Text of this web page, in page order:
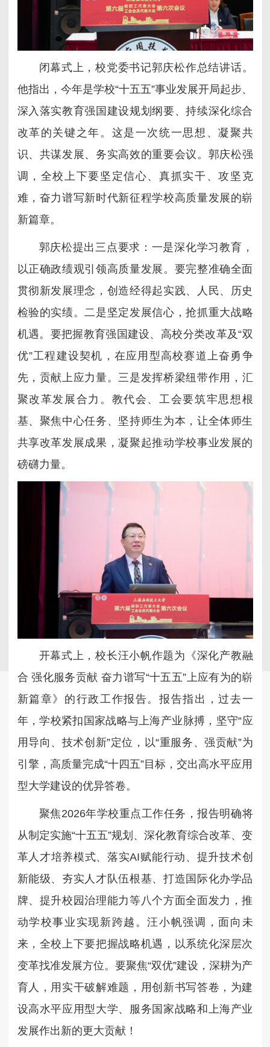
闭幕式上，校党委书记郭庆松作总结讲话。
他指出，今年是学校“十五五”事业发展开局起步、
深入落实教育强国建设规划纲要、持续深化综合
改革的关键之年。这是一次统一思想、凝聚共
识、共谋发展、务实高效的重要会议。 郭庆松强
调，全校上下要坚定信心、真抓实干、攻坚克
难，奋力谱写新时代新征程学校高质量发展的崭
新篇章。
郭庆松提出三点要求： 一是深化学习教育，
以正确政绩观引领高质量发展。要完整准确全面
贯彻新发展理念，创造经得起实践、人民、历史
检验的实绩。二是坚定发展信心，抢抓重大战略
机遇。要把握教育强国建设、高校分类改革及“双
优”工程建设契机，在应用型高校赛道上奋勇争
先，贡献上应力量。三是发挥桥梁纽带作用，汇
聚改革发展合力。教代会、工会要筑牢思想根
基、聚焦中心任务、坚持师生为本，让全体师生
共享改革发展成果，凝聚起推动学校事业发展的
磅礴力量。
开幕式上，校长汪小帆作题为《深化产教融
合 强化服务贡献 奋力谱写“十五五”上应有为的崭
新篇章》的行政工作报告。报告指出，过去一
年，学校紧扣国家战略与上海产业脉搏，坚守“应
用导向、技术创新”定位，以“重服务、强贡献”为
引擎，高质量完成“十四五”目标，交出高水平应用
型大学建设的优异答卷。
聚焦2026年学校重点工作任务，报告明确将
从制定实施“十五五”规划、深化教育综合改革、变
革人才培养模式、落实AI赋能行动、提升技术创
新能级、夯实人才队伍根基、打造国际化办学品
牌、提升校园治理能力等八个方面全面发力，推
动学校事业实现新跨越。汪小帆强调，面向未
来，全校上下要把握战略机遇，以系统化深层次
变革找准发展方位。要聚焦“双优”建设，深耕为产
育人，用实干破解难题，用创新书写答卷，为建
设高水平应用型大学、服务国家战略和上海产业
发展作出新的更大贡献！